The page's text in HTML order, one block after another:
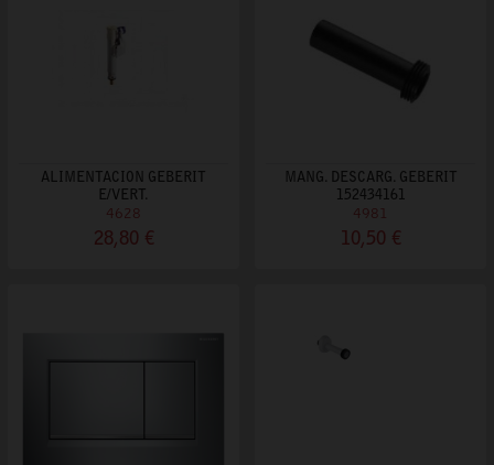
ALIMENTACION GEBERIT
E/VERT.
4628
28,80 €
MANG. DESCARG. GEBERIT
152434161
4981
10,50 €